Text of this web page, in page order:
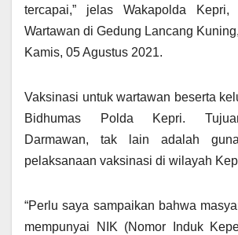
tercapai,” jelas Wakapolda Kepri,
Wartawan di Gedung Lancang
Kamis, 05 Agustus 2021.
Vaksinasi untuk wartawan beserta
Bidhumas Polda Kepri.
Darmawan, tak lain adalah
pelaksanaan vaksinasi di wilayah
“Perlu saya sampaikan bahwa
mempunyai NIK (Nomor Induk